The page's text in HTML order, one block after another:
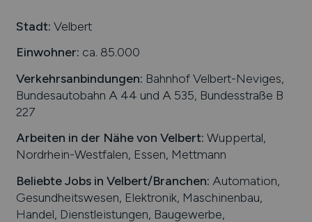
Stadt: Velbert
Einwohner: ca. 85.000
Verkehrsanbindungen: Bahnhof Velbert-Neviges,
Bundesautobahn A 44 und A 535, Bundesstraße B
227
Arbeiten in der Nähe von Velbert: Wuppertal,
Nordrhein-Westfalen, Essen, Mettmann
Beliebte Jobs in Velbert/Branchen: Automation,
Gesundheitswesen, Elektronik, Maschinenbau,
Handel, Dienstleistungen, Baugewerbe,